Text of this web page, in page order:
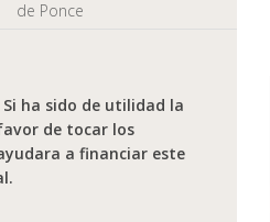
de Ponce
Si ha sido de utilidad la
de tocar los
a financiar este